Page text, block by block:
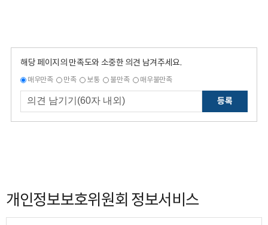
해당 페이지의 만족도와 소중한 의견 남겨주세요.
매우만족 만족 보통 불만족 매우불만족
등록
개인정보보호위원회 정보서비스